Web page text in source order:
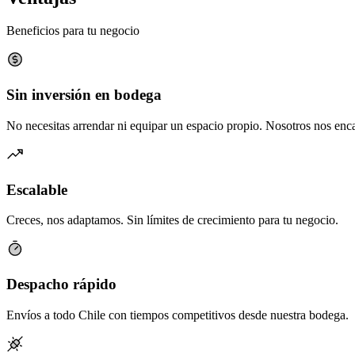
Beneficios para tu negocio
Sin inversión en bodega
No necesitas arrendar ni equipar un espacio propio. Nosotros nos
Escalable
Creces, nos adaptamos. Sin límites de crecimiento para tu negocio.
Despacho rápido
Envíos a todo Chile con tiempos competitivos desde nuestra bodega.